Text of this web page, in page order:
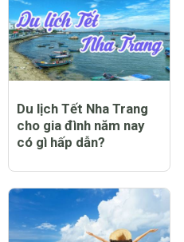
Du lịch Tết Nha Trang
cho gia đình năm nay
có gì hấp dẫn?